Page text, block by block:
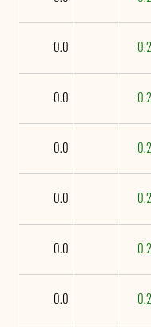
0.0
0.0
0.0
0.0
0.0
0.0